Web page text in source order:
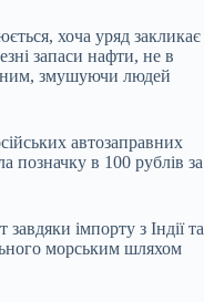
хоча уряд закликає
запаси нафти, не в
змушуючи людей
автозаправних
позначку в 100 рублів за
імпорту з Індії та
морським шляхом